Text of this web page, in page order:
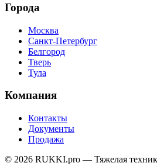
Города
Москва
Санкт-Петербург
Белгород
Тверь
Тула
Компания
Контакты
Документы
Продажа
© 2026 RUKKI.pro — Тяжелая